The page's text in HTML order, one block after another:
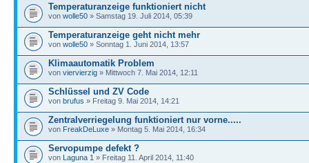
Temperaturanzeige funktioniert nicht
von wolle50 » Samstag 19. Juli 2014, 05:39
Temperaturanzeige geht nicht mehr
von wolle50 » Sonntag 1. Juni 2014, 13:57
Klimaautomatik Problem
von viervierzig » Mittwoch 7. Mai 2014, 12:11
Schlüssel und ZV Code
von brufus » Freitag 9. Mai 2014, 14:21
Zentralverriegelung funktioniert nur vorne.....
von FreakDeLuxe » Montag 5. Mai 2014, 16:34
Servopumpe defekt ?
von Laguna 1 » Freitag 11. April 2014, 11:40